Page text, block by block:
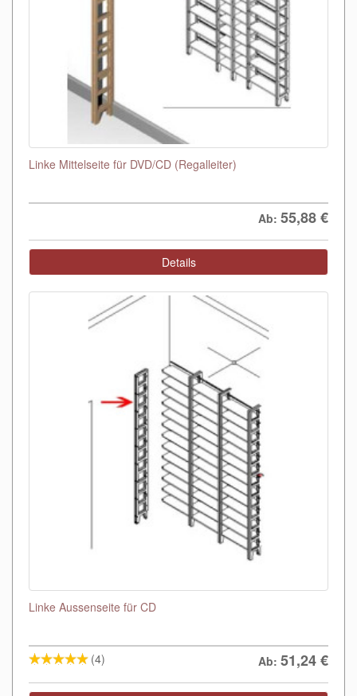
Linke Mittelseite für DVD/CD (Regalleiter)
Ab: 55,88€
Details
Linke Aussenseite für CD
(4) Ab: 51,24€